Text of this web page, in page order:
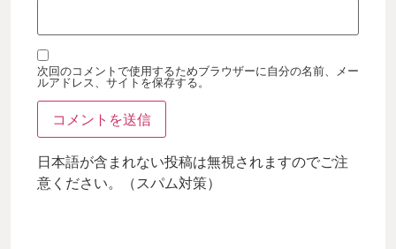
次回のコメントで使用するためブラウザーに自分の名前、メー
ルアドレス、サイトを保存する。
日本語が含まれない投稿は無視されますのでご注
意ください。（スパム対策）